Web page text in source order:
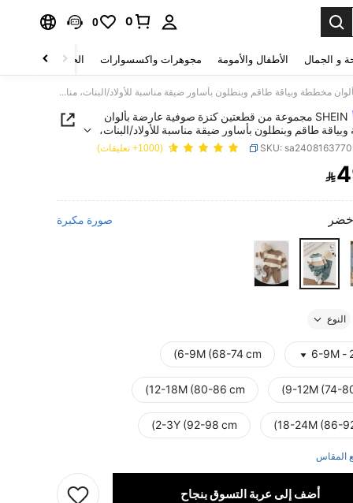
0
0
و الجمال الأطفال والأمومة مجوهرات واكسسوارات الحقائب والأمتعة
SHEIN مجموعة من قطعتين كنزة صوفية عارضة بألوان مخططة وبياقة طاقم وبنطلون بأساور ضيقة مناسبة للأولاد/البنات، مناسبة للارتداء في الخريف/الشتاء، للارتداء في المنزل والخارج
SHEIN مجموعة من قطعتين كنزة صوفية عارضة بألوان
طاقم وبنطلون بأساور ضيقة مناسبة للأولاد/البنات،
في الخريف/الشتاء، للارتداء في المنزل والخارج
SKU: (1000+ تعليقات)
PRICE AND 
صورة مكبرة
النوع
6-9M -
6-9M (68-74 cm)
9-12M (74-
12-18M (80-86 cm)
18-24M (86-
2-3Y (92-98 cm)
المقاس
أضف إلى عربة التسوق بنجاح